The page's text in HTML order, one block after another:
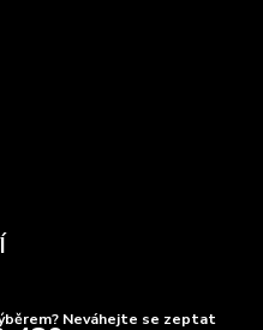
Neváhejte se zeptat